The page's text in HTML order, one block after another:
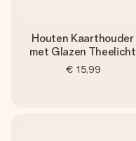
Houten Kaarthouder
met Glazen Theelicht
€ 15,99